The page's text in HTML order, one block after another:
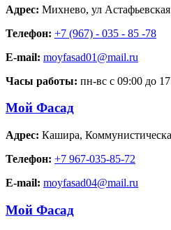
Адрес: Михнево, ул
Телефон: +7 (967) - 035 - 85 -78
E-mail: moyfasad01@mail.ru
Часы работы: пн-вс с 09:00 до
Мой Фасад
Адрес: Кашира,
Телефон: +7 967-035-85-72
E-mail: moyfasad04@mail.ru
Мой Фасад